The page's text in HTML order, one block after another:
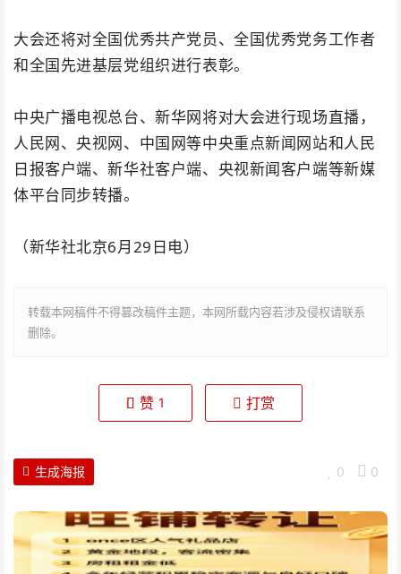
大会还将对全国优秀共产党员、全国优秀党务工作者
和全国先进基层党组织进行表彰。
中央广播电视总台、新华网将对大会进行现场直播，
人民网、央视网、中国网等中央重点新闻网站和人民
日报客户端、新华社客户端、央视新闻客户端等新媒
体平台同步转播。
（新华社北京6月29日电）
转载本网稿件不得篡改稿件主题，本网所载内容若涉及侵权请联系
删除。
赞 1 打赏
0 0
生成海报